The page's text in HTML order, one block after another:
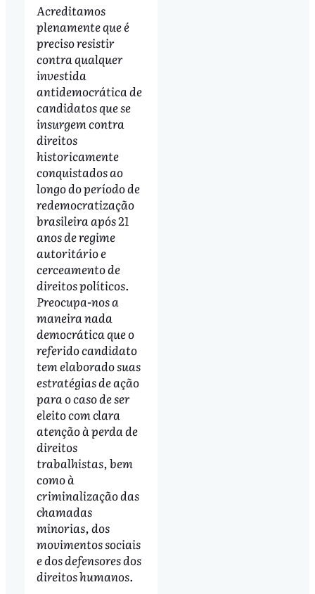
Acreditamos
plenamente que é
preciso resistir
contra qualquer
investida
antidemocrática de
candidatos que se
insurgem contra
direitos
historicamente
conquistados ao
longo do período de
redemocratização
brasileira após 21
anos de regime
autoritário e
cerceamento de
direitos políticos.
Preocupa-nos a
maneira nada
democrática que o
referido candidato
tem elaborado suas
estratégias de ação
para o caso de ser
eleito com clara
atenção à perda de
direitos
trabalhistas, bem
como à
criminalização das
chamadas
minorias, dos
movimentos sociais
e dos defensores dos
direitos humanos.